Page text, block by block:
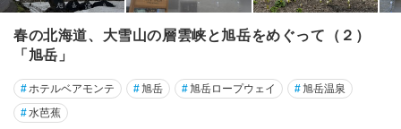
室
蘭
・
爺
・
支
春の北海道、大雪山の層雲峡と旭岳をめぐって（２）
「旭岳」
#ホテルベアモンテ #旭岳 #旭岳ロープウェイ #旭岳温泉
#水芭蕉